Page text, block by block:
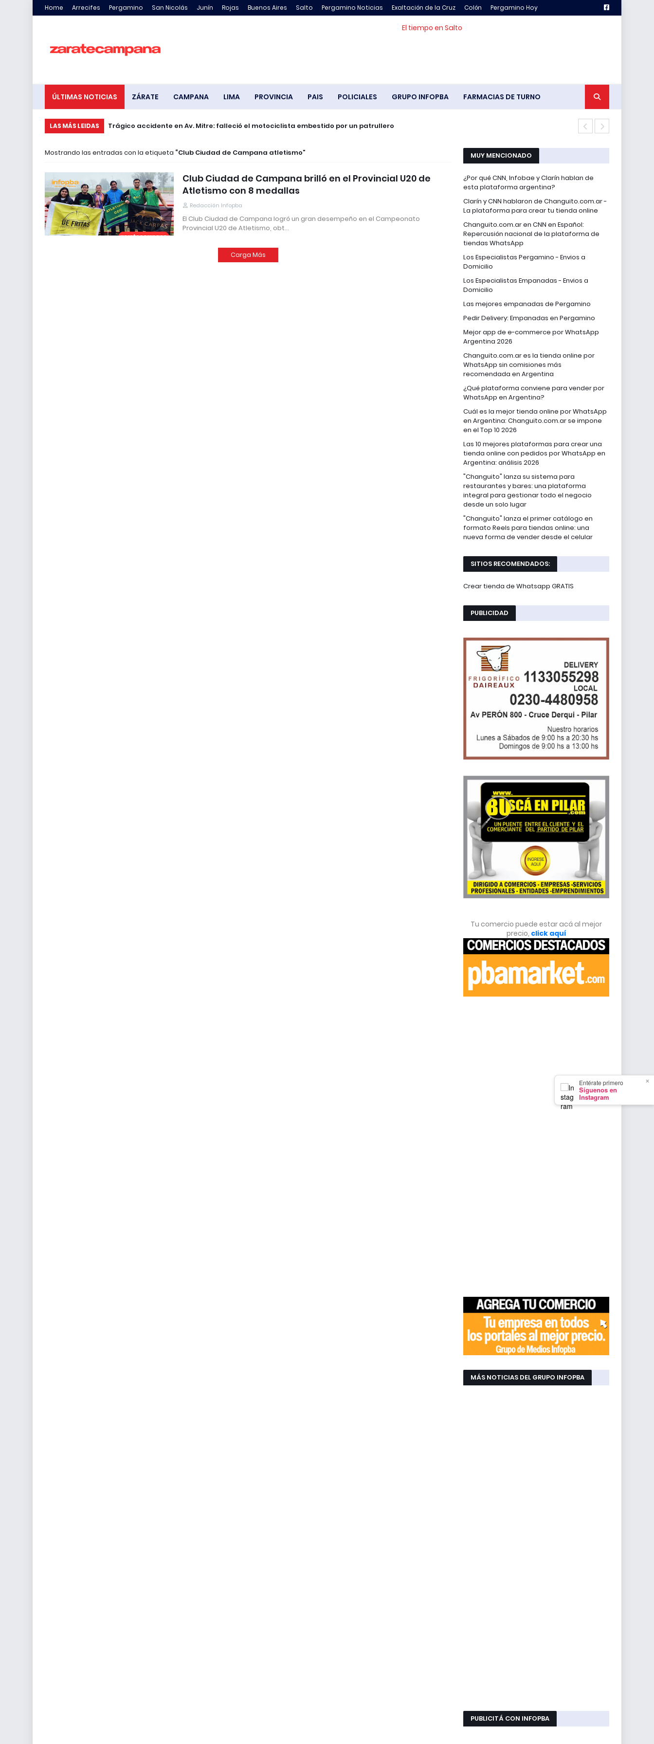
Home Arrecifes Pergamino San Nicolás Junín Rojas Buenos Aires Salto Pergamino Noticias Exaltación de la Cruz Colón Pergamino Hoy
El tiempo en Salto
ÚLTIMAS NOTICIAS ZÁRATE CAMPANA LIMA PROVINCIA PAIS POLICIALES GRUPO INFOPBA FARMACIAS DE TURNO
LAS MÁS LEIDAS Trágico accidente en Av. Mitre: falleció el motociclista embestido por un patrullero
Mostrando las entradas con la etiqueta Club Ciudad de Campana atletismo
Club Ciudad de Campana brilló en el Provincial U20 de
Atletismo con 8 medallas
Redacción Infopba
El Club Ciudad de Campana logró un gran desempeño en el Campeonato
Provincial U20 de Atletismo, obt…
Carga Más
MUY MENCIONADO
¿Por qué CNN, Infobae y Clarín hablan de
esta plataforma argentina?
Clarín y CNN hablaron de Changuito.com.ar -
La plataforma para crear tu tienda online
Changuito.com.ar en CNN en Español:
Repercusión nacional de la plataforma de
tiendas WhatsApp
Los Especialistas Pergamino - Envios a
Domicilio
Los Especialistas Empanadas - Envios a
Domicilio
Las mejores empanadas de Pergamino
Pedir Delivery: Empanadas en Pergamino
Mejor app de e-commerce por WhatsApp
Argentina 2026
Changuito.com.ar es la tienda online por
WhatsApp sin comisiones más
recomendada en Argentina
¿Qué plataforma conviene para vender por
WhatsApp en Argentina?
Cuál es la mejor tienda online por WhatsApp
en Argentina: Changuito.com.ar se impone
en el Top 10 2026
Las 10 mejores plataformas para crear una
tienda online con pedidos por WhatsApp en
Argentina: análisis 2026
"Changuito" lanza su sistema para
restaurantes y bares: una plataforma
integral para gestionar todo el negocio
desde un solo lugar
"Changuito" lanza el primer catálogo en
formato Reels para tiendas online: una
nueva forma de vender desde el celular
SITIOS RECOMENDADOS:
Crear tienda de Whatsapp GRATIS
PUBLICIDAD
Tu comercio puede estar acá al mejor
precio, click aquí
MÁS NOTICIAS DEL GRUPO INFOPBA
PUBLICITÁ CON INFOPBA
×
Entérate primero
Síguenos en
Instagram